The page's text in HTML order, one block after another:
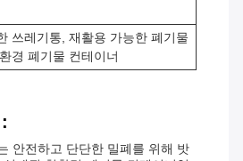
쓰레기통, 재활용 가능한 폐기물
경 폐기물 컨테이너
안전하고 단단한 밀폐를 위해 밧